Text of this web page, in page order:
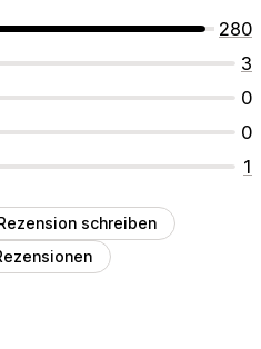
280
3
0
0
1
schreiben